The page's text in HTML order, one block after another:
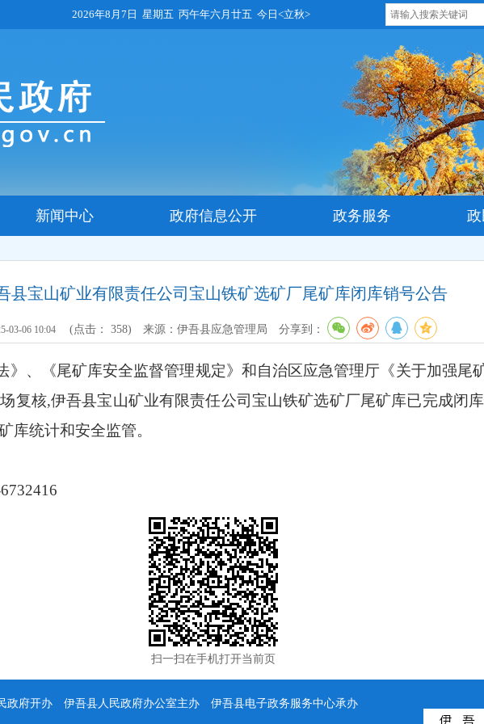
2026年8月7日 星期五 丙午年六月廿五 今日<立秋>
新闻中心 政府信息公开 政务服务
县宝山矿业有限责任公司宝山铁矿选矿厂尾矿库闭库销号公告
03-06 10:04 (点击： 358) 来源：伊吾县应急管理局 分享到：
、《尾矿库安全监督管理规定》和自治区应急管理厅《关于加强尾
复核,伊吾县宝山矿业有限责任公司宝山铁矿选矿厂尾矿库已完成闭
库统计和安全监管。
扫一扫在手机打开当前页
政府开办 伊吾县人民政府办公室主办 伊吾县电子政务服务中心承办